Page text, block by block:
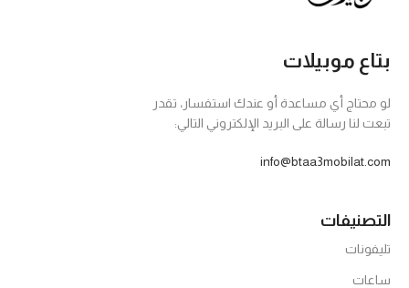
بتاع موبيلات
لو محتاج أي مساعدة أو عندك استفسار، تقدر
تبعت لنا رسالة على البريد الإلكتروني التالي:
info@btaa3mobilat.com
التصنيفات
تليفونات
ساعات